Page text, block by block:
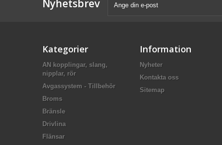
Nyhetsbrev
Kategorier
AN kopplingar, slang,
nipplar, rör
Avgassystem - Tillbehör
Broms
Bränsle
Drivlina
Flänsar
Information
Nyheter
Kontakta oss
Sitemap